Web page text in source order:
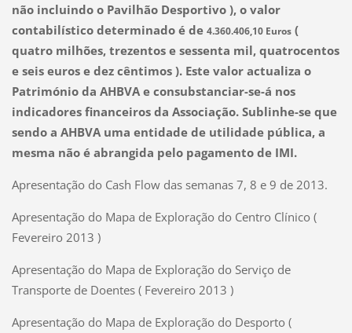
não incluindo o Pavilhão Desportivo ), o valor
contabilístico determinado é de 4.360.406,10 Euros(
quatro milhões, trezentos e sessenta mil, quatrocentos
e seis euros e dez cêntimos ). Este valor actualiza o
Património da AHBVA e consubstanciar-se-á nos
indicadores financeiros da Associação. Sublinhe-se que
sendo a AHBVA uma entidade de utilidade pública, a
mesma não é abrangida pelo pagamento de IMI.
Apresentação do Cash Flow das semanas 7, 8 e 9 de 2013.
Apresentação do Mapa de Exploração do Centro Clínico (
Fevereiro 2013 )
Apresentação do Mapa de Exploração do Serviço de
Transporte de Doentes ( Fevereiro 2013 )
Apresentação do Mapa de Exploração do Desporto (